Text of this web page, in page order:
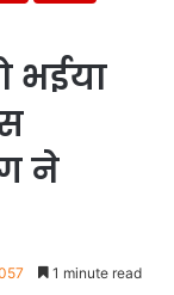
भईया
ने
1 minute read